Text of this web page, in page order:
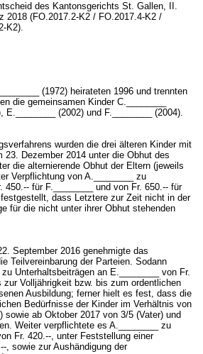
des Kantonsgerichts St. Gallen, II.
2018 (FO.2017.2-K2 / FO.2017.4-K2 /
K2).
(1972) heirateten 1996 und trennten
die gemeinsamen Kinder C.________
E.________ (2002) und F.________ (2004).
wurden die drei älteren Kinder mit
23. Dezember 2014 unter die Obhut des
die alternierende Obhut der Eltern (jeweils
Verpflichtung von A.________ zu
450.-- für F.________ und von Fr. 650.-- für
dass Letztere zur Zeit nicht in der
für die nicht unter ihrer Obhut stehenden
September 2016 genehmigte das
Teilvereinbarung der Parteien. Sodann
Unterhaltsbeiträgen an E.________ von Fr.
zur Volljährigkeit bzw. bis zum ordentlichen
Ausbildung; ferner hielt es fest, dass die
Bedürfnisse der Kinder im Verhältnis von
sowie ab Oktober 2017 von 3/5 (Vater) und
Weiter verpflichtete es A.________ zu
Fr. 420.--, unter Feststellung einer
, sowie zur Aushändigung der